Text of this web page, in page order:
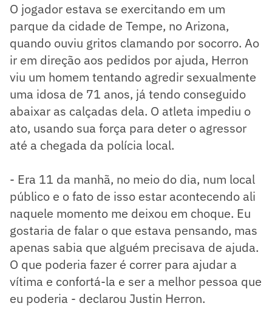
O jogador estava se exercitando em um
parque da cidade de Tempe, no Arizona,
quando ouviu gritos clamando por socorro. Ao
ir em direção aos pedidos por ajuda, Herron
viu um homem tentando agredir sexualmente
uma idosa de 71 anos, já tendo conseguido
abaixar as calçadas dela. O atleta impediu o
ato, usando sua força para deter o agressor
até a chegada da polícia local.
- Era 11 da manhã, no meio do dia, num local
público e o fato de isso estar acontecendo ali
naquele momento me deixou em choque. Eu
gostaria de falar o que estava pensando, mas
apenas sabia que alguém precisava de ajuda.
O que poderia fazer é correr para ajudar a
vítima e confortá-la e ser a melhor pessoa que
eu poderia - declarou Justin Herron.